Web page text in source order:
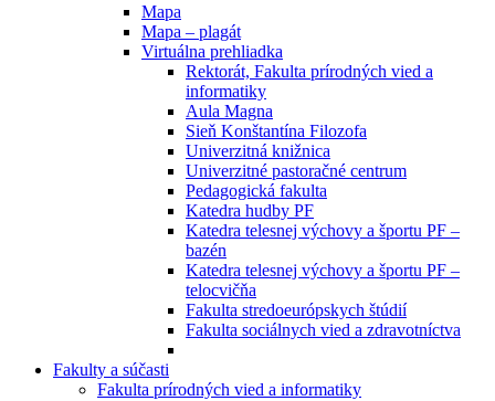
Mapa
Mapa – plagát
Virtuálna prehliadka
Rektorát, Fakulta prírodných vied a
informatiky
Aula Magna
Sieň Konštantína Filozofa
Univerzitná knižnica
Univerzitné pastoračné centrum
Pedagogická fakulta
Katedra hudby PF
Katedra telesnej výchovy a športu PF –
bazén
Katedra telesnej výchovy a športu PF –
telocvičňa
Fakulta stredoeurópskych štúdií
Fakulta sociálnych vied a zdravotníctva
Fakulty a súčasti
Fakulta prírodných vied a informatiky